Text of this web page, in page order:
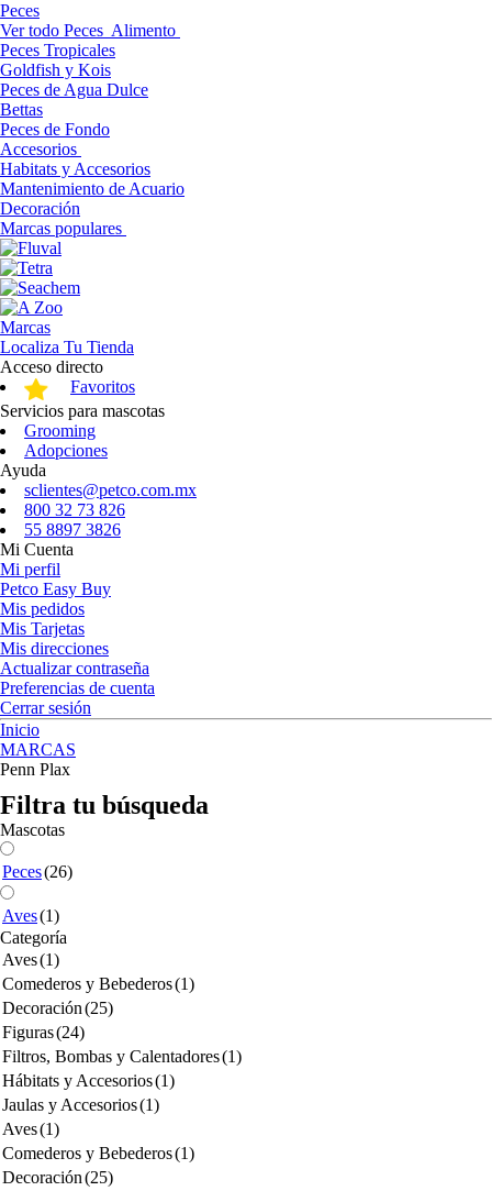
Peces
Ver todo Peces Alimento
Peces Tropicales
Goldfish y Kois
Peces de Agua Dulce
Bettas
Peces de Fondo
Accesorios
Habitats y Accesorios
Mantenimiento de Acuario
Decoración
Marcas populares
Marcas
Localiza Tu Tienda
Acceso directo
Favoritos
Servicios para mascotas
Grooming
Adopciones
Ayuda
sclientes@petco.com.mx
800 32 73 826
55 8897 3826
Mi Cuenta
Mi perfil
Petco Easy Buy
Mis pedidos
Mis Tarjetas
Mis direcciones
Actualizar contraseña
Preferencias de cuenta
Cerrar sesión
Inicio
MARCAS
Penn Plax
Filtra tu búsqueda
Mascotas
Peces(26)
Aves(1)
Categoría
Aves(1)
Comederos y Bebederos(1)
Decoración(25)
Figuras(24)
Filtros, Bombas y Calentadores(1)
Hábitats y Accesorios(1)
Jaulas y Accesorios(1)
Aves(1)
Comederos y Bebederos(1)
Decoración(25)